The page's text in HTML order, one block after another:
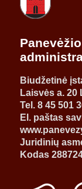
Biudžetinė
Laisvės a. 20
Tel. 8 45 501
El. paštas
Juridinių
Kodas